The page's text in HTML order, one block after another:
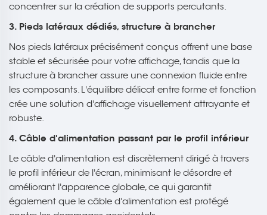
concentrer sur la création de supports percutants.
3. Pieds latéraux dédiés, structure à brancher
Nos pieds latéraux précisément conçus offrent une base
stable et sécurisée pour votre affichage, tandis que la
structure à brancher assure une connexion fluide entre
les composants. L'équilibre délicat entre forme et fonction
crée une solution d'affichage visuellement attrayante et
robuste.
4. Câble d'alimentation passant par le profil inférieur
Le câble d'alimentation est discrètement dirigé à travers
le profil inférieur de l'écran, minimisant le désordre et
améliorant l'apparence globale, ce qui garantit
également que le câble d'alimentation est protégé